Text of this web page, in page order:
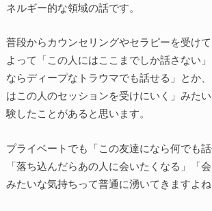
ネルギー的な領域の話です。
普段からカウンセリングやセラピーを受け
よって「この人にはここまでしか話さない
ならディープなトラウマでも話せる」とか
はこの人のセッションを受けにいく」みた
験したことがあると思います。
プライベートでも「この友達になら何でも話
「落ち込んだらあの人に会いたくなる」「
みたいな気持ちって普通に湧いてきますよね